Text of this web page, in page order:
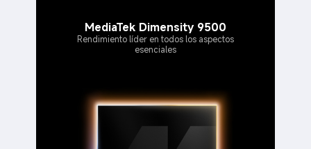
MediaTek Dimensity 9500
Rendimiento líder en todos los aspectos
esenciales